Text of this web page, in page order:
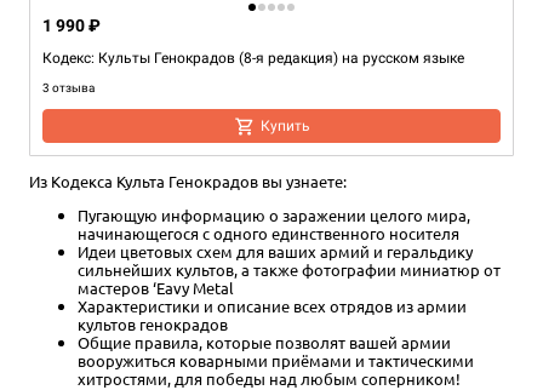
Кодекс: Культы Генокрадов (8-я редакция) на русском языке
3 отзыва
1 990 ₽
Купить
Из Кодекса Культа Генокрадов вы узнаете:
Пугающую информацию о заражении целого мира,
начинающегося с одного единственного носителя
Идеи цветовых схем для ваших армий и геральдику
сильнейших культов, а также фотографии миниатюр от
мастеров ‘Eavy Metal
Характеристики и описание всех отрядов из армии
культов генокрадов
Общие правила, которые позволят вашей армии
вооружиться коварными приёмами и тактическими
хитростями, для победы над любым соперником!